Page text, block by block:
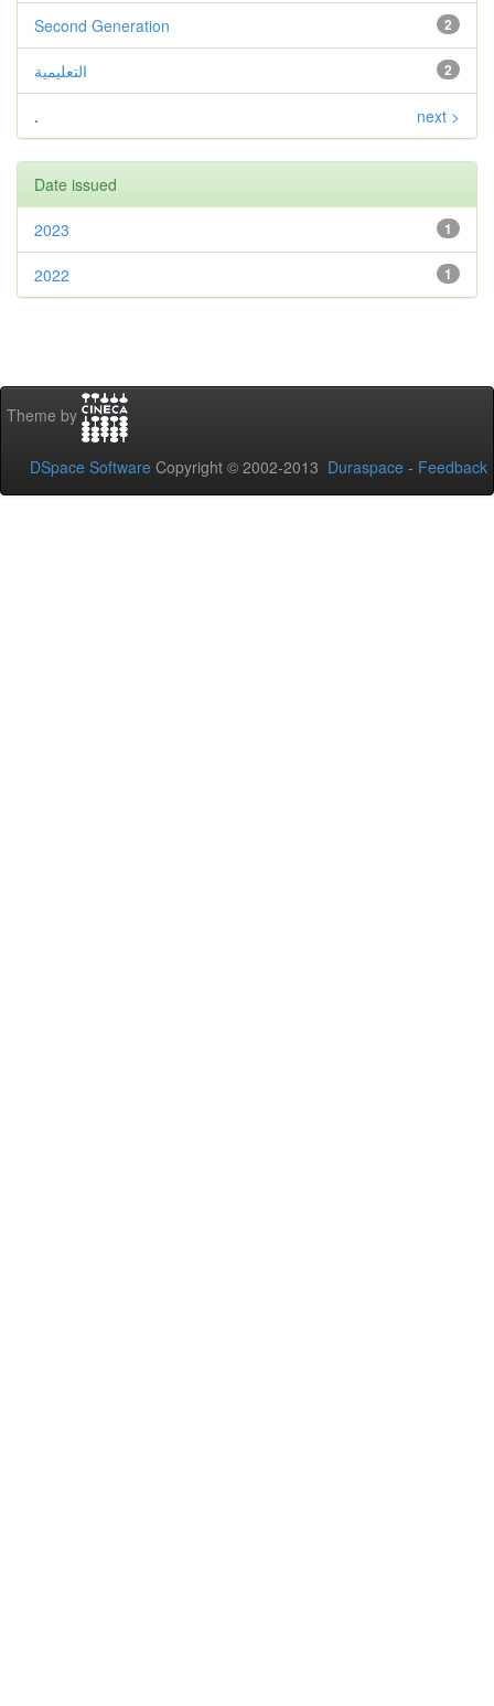
2
Second Generation
2 التعليمية
. next >
Date issued
1
2023
1
2022
Theme by
DSpace Software Copyright © 2002-2013 Duraspace - Feedback